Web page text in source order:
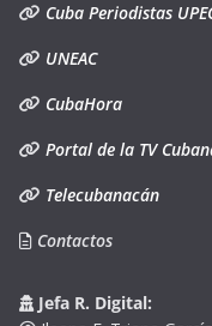
Cuba Periodistas
UNEAC
CubaHora
Portal de la TV
Telecubanacán
Contactos
Jefa R. Digital: